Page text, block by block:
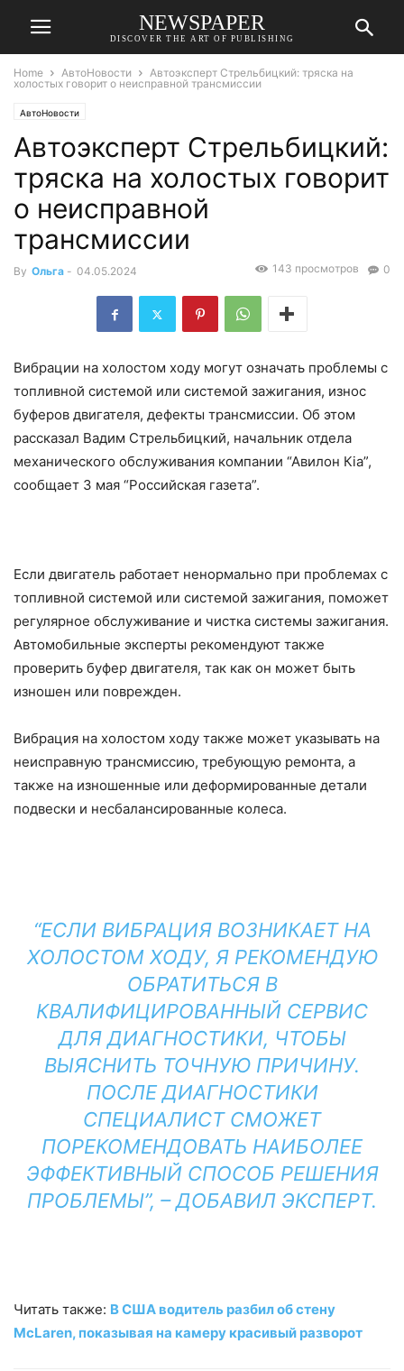
NEWSPAPER
DISCOVER THE ART OF PUBLISHING
Home АвтоНовости
Автоэксперт Стрельбицкий: тряска на
холостых говорит о неисправной трансмиссии
АвтоНовости
Автоэксперт Стрельбицкий:
тряска на холостых говорит
о неисправной
трансмиссии
By Ольга - 04.05.2024 0
143 просмотров
Вибрации на холостом ходу могут означать проблемы с
топливной системой или системой зажигания, износ
буферов двигателя, дефекты трансмиссии. Об этом
рассказал Вадим Стрельбицкий, начальник отдела
механического обслуживания компании “Авилон Кiа”,
сообщает 3 мая “Российская газета”.
Если двигатель работает ненормально при проблемах с
топливной системой или системой зажигания, поможет
регулярное обслуживание и чистка системы зажигания.
Автомобильные эксперты рекомендуют также
проверить буфер двигателя, так как он может быть
изношен или поврежден.
Вибрация на холостом ходу также может указывать на
неисправную трансмиссию, требующую ремонта, а
также на изношенные или деформированные детали
подвески и несбалансированные колеса.
“ЕСЛИ ВИБРАЦИЯ ВОЗНИКАЕТ НА
ХОЛОСТОМ ХОДУ, Я РЕКОМЕНДУЮ
ОБРАТИТЬСЯ В
КВАЛИФИЦИРОВАННЫЙ СЕРВИС
ДЛЯ ДИАГНОСТИКИ, ЧТОБЫ
ВЫЯСНИТЬ ТОЧНУЮ ПРИЧИНУ.
ПОСЛЕ ДИАГНОСТИКИ
СПЕЦИАЛИСТ СМОЖЕТ
ПОРЕКОМЕНДОВАТЬ НАИБОЛЕЕ
ЭФФЕКТИВНЫЙ СПОСОБ РЕШЕНИЯ
ПРОБЛЕМЫ”, – ДОБАВИЛ ЭКСПЕРТ.
Читать также: В США водитель разбил об стену
McLaren, показывая на камеру красивый разворот